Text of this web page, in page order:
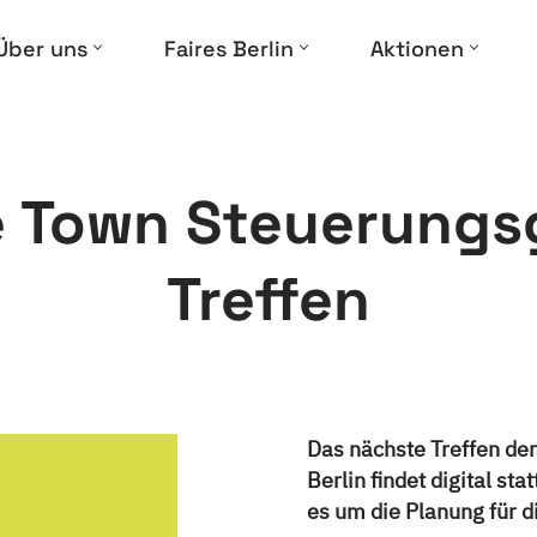
uns Faires Berlin Aktionen
Treffen
Das nächste Treffen
Berlin findet digital
es um die Planung für